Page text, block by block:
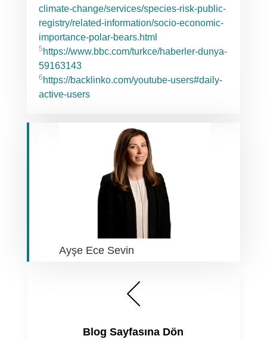
climate-change/services/species-risk-public-
registry/related-information/socio-economic-
importance-polar-bears.html
5 https://www.bbc.com/turkce/haberler-dunya-
59163143
6 https://backlinko.com/youtube-users#daily-
active-users
Ayşe Ece Sevin
Blog Sayfasına Dön